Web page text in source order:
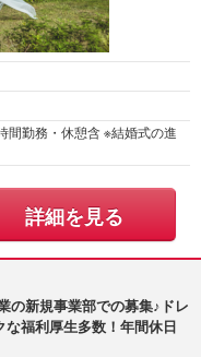
勤務・休憩含 ※結婚式の進
詳細を見る
新規事業部での募集♪ドレ
福利厚生多数！年間休日